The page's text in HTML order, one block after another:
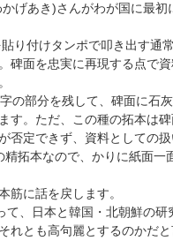
げあき)さんがわが国に最
り付けタンポで叩き出す通
碑面を忠実に再現する点で
の部分を残して、碑面に石
す。ただ、この種の拓本は
否定できず、資料としての扱
拓本なので、かりに紙面
筋に話を戻します。
、日本と韓国・北朝鮮の研
れとも高句麗とするのかだ